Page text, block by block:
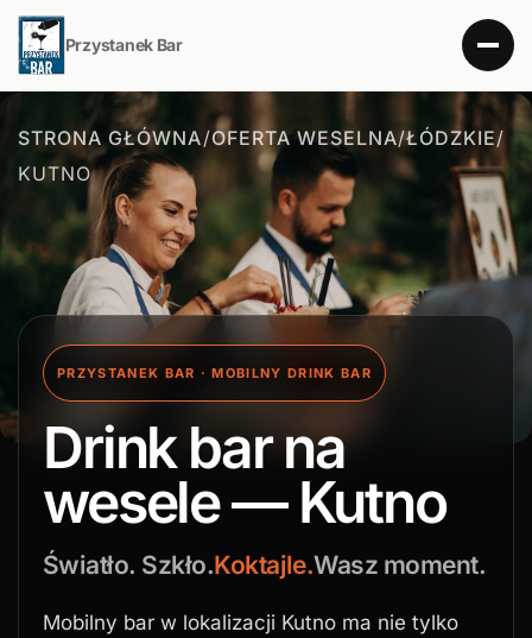
Przystanek Bar
STRONA GŁÓWNA/OFERTA WESELNA/ŁÓDZKIE/
KUTNO
PRZYSTANEK BAR · MOBILNY DRINK BAR
Drink bar na
wesele — Kutno
Światło. Szkło.Koktajle.Wasz moment.
Mobilny bar w lokalizacji Kutno ma nie tylko